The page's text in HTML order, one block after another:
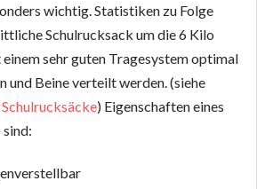
wichtig. Statistiken zu Folge
Schulrucksack um die 6 Kilo
sehr guten Tragesystem optimal
und Beine verteilt werden. (siehe
) Eigenschaften eines